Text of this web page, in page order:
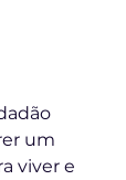
um
viver e